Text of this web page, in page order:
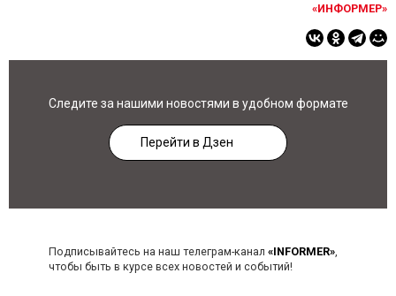
«ИНФОРМЕР»
Следите за нашими новостями в удобном формате
Перейти в Дзен
Подписывайтесь на наш телеграм-канал «INFORMER»
чтобы быть в курсе всех новостей и событий!